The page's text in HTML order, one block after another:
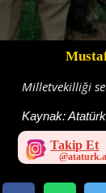
Milletvekilliği
Kaynak:
Takip Et